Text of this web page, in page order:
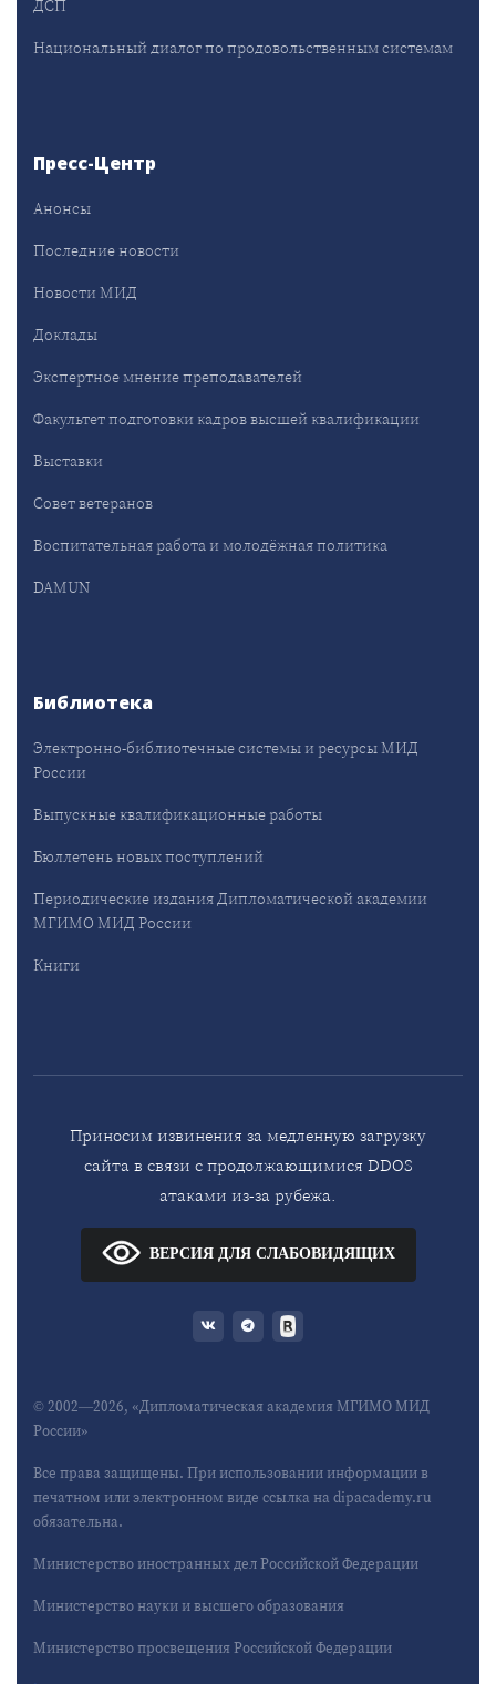
ДСП
Национальный диалог по продовольственным системам
Пресс-Центр
Анонсы
Последние новости
Новости МИД
Доклады
Экспертное мнение преподавателей
Факультет подготовки кадров высшей квалификации
Выставки
Совет ветеранов
Воспитательная работа и молодёжная политика
DAMUN
Библиотека
Электронно-библиотечные системы и ресурсы МИД
России
Выпускные квалификационные работы
Бюллетень новых поступлений
Периодические издания Дипломатической академии
МГИМО МИД России
Книги
Приносим извинения за медленную загрузку
сайта в связи с продолжающимися DDOS
атаками из-за рубежа.
ВЕРСИЯ ДЛЯ СЛАБОВИДЯЩИХ
© 2002—2026, «Дипломатическая академия МГИМО МИД
России»
Все права защищены. При использовании информации в
печатном или электронном виде ссылка на dipacademy.ru
обязательна.
Министерство иностранных дел Российской Федерации
Министерство науки и высшего образования
Министерство просвещения Российской Федерации